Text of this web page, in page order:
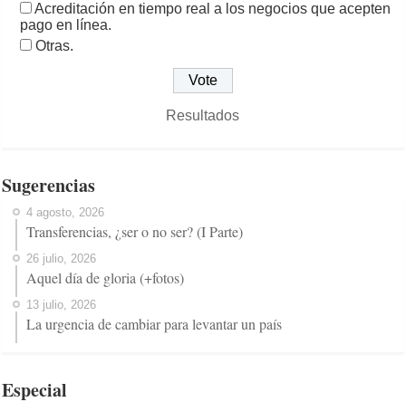
Acreditación en tiempo real a los negocios que acepten
pago en línea.
Otras.
Resultados
Sugerencias
4 agosto, 2026
Transferencias, ¿ser o no ser? (I Parte)
26 julio, 2026
Aquel día de gloria (+fotos)
13 julio, 2026
La urgencia de cambiar para levantar un país
Especial